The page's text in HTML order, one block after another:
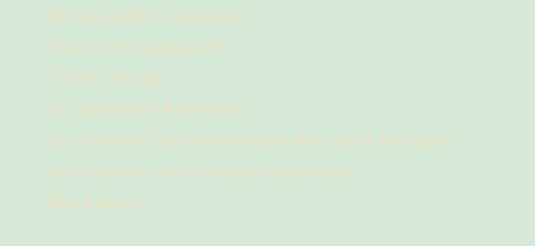
Pé nin perde la sumente
Vini da uve appassite
I Vini Orange
Gli Spumanti Ancestrali
Le etichette facilmente separabili dalle bottiglie
Le etichette con la realtà aumentata
Blockchain